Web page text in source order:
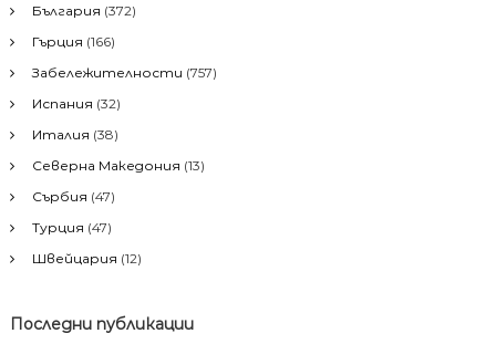
България (372)
Гърция (166)
Забележителности (757)
Испания (32)
Италия (38)
Северна Македония (13)
Сърбия (47)
Турция (47)
Швейцария (12)
Последни публикации